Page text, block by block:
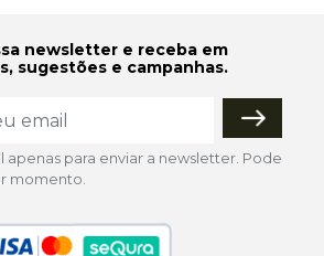
newsletter e receba em
sugestões e campanhas.
apenas para enviar a newsletter. Pode
momento.